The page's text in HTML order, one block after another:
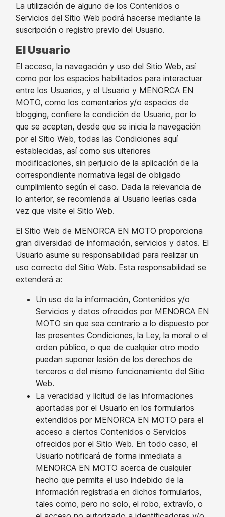
La utilización de alguno de los Contenidos o
Servicios del Sitio Web podrá hacerse mediante la
suscripción o registro previo del Usuario.
El Usuario
El acceso, la navegación y uso del Sitio Web, así
como por los espacios habilitados para interactuar
entre los Usuarios, y el Usuario y MENORCA EN
MOTO, como los comentarios y/o espacios de
blogging, confiere la condición de Usuario, por lo
que se aceptan, desde que se inicia la navegación
por el Sitio Web, todas las Condiciones aquí
establecidas, así como sus ulteriores
modificaciones, sin perjuicio de la aplicación de la
correspondiente normativa legal de obligado
cumplimiento según el caso. Dada la relevancia de
lo anterior, se recomienda al Usuario leerlas cada
vez que visite el Sitio Web.
El Sitio Web de MENORCA EN MOTO proporciona
gran diversidad de información, servicios y datos. El
Usuario asume su responsabilidad para realizar un
uso correcto del Sitio Web. Esta responsabilidad se
extenderá a:
Un uso de la información, Contenidos y/o
Servicios y datos ofrecidos por MENORCA EN
MOTO sin que sea contrario a lo dispuesto por
las presentes Condiciones, la Ley, la moral o el
orden público, o que de cualquier otro modo
puedan suponer lesión de los derechos de
terceros o del mismo funcionamiento del Sitio
Web.
La veracidad y licitud de las informaciones
aportadas por el Usuario en los formularios
extendidos por MENORCA EN MOTO para el
acceso a ciertos Contenidos o Servicios
ofrecidos por el Sitio Web. En todo caso, el
Usuario notificará de forma inmediata a
MENORCA EN MOTO acerca de cualquier
hecho que permita el uso indebido de la
información registrada en dichos formularios,
tales como, pero no solo, el robo, extravío, o